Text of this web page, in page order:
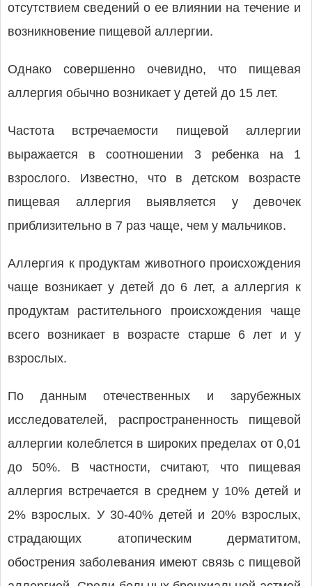
отсутствием сведений о ее влиянии на течение и
возникновение пищевой аллергии.
Однако совершенно очевидно, что пищевая
аллергия обычно возникает у детей до 15 лет.
Частота встречаемости пищевой аллергии
выражается в соотношении 3 ребенка на 1
взрослого. Известно, что в детском возрасте
пищевая аллергия выявляется у девочек
приблизительно в 7 раз чаще, чем у мальчиков.
Аллергия к продуктам животного происхождения
чаще возникает у детей до 6 лет, а аллергия к
продуктам растительного происхождения чаще
всего возникает в возрасте старше 6 лет и у
взрослых.
По данным отечественных и зарубежных
исследователей, распространенность пищевой
аллергии колеблется в широких пределах от 0,01
до 50%. В частности, считают, что пищевая
аллергия встречается в среднем у 10% детей и
2% взрослых. У 30-40% детей и 20% взрослых,
страдающих атопическим дерматитом,
обострения заболевания имеют связь с пищевой